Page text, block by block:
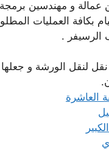
و مهندسين
بكافة العمليات
الرسيفر .
لنقل الورشة و
العاشرة